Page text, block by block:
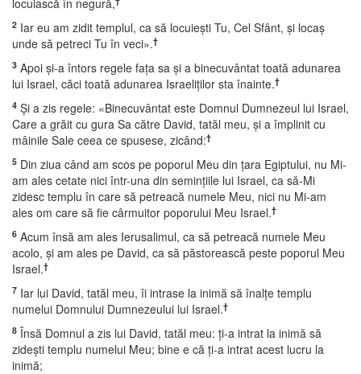
locuiască în negură,
2 Iar eu am zidit templul, ca să locuieşti Tu, Cel Sfânt, şi locaş
unde să petreci Tu în veci».†
3 Apoi şi-a întors regele faţa sa şi a binecuvântat toată adunarea
lui Israel, căci toată adunarea Israeliţilor sta înainte.†
4 Şi a zis regele: «Binecuvântat este Domnul Dumnezeul lui Israel,
Care a grăit cu gura Sa către David, tatăl meu, şi a împlinit cu
mâinile Sale ceea ce spusese, zicând:†
5 Din ziua când am scos pe poporul Meu din ţara Egiptului, nu Mi-
am ales cetate nici într-una din seminţiile lui Israel, ca să-Mi
zidesc templu în care să petreacă numele Meu, nici nu Mi-am
ales om care să fie cârmuitor poporului Meu Israel.†
6 Acum însă am ales Ierusalimul, ca să petreacă numele Meu
acolo, şi am ales pe David, ca să păstorească peste poporul Meu
Israel.†
7 Iar lui David, tatăl meu, îi intrase la inimă să înalţe templu
numelui Domnului Dumnezeului lui Israel.†
8 Însă Domnul a zis lui David, tatăl meu: ţi-a intrat la inimă să
zideşti templu numelui Meu; bine e că ţi-a intrat acest lucru la
inimă;